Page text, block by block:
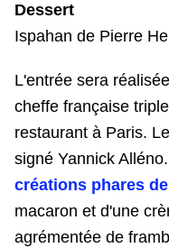
Dessert
Ispahan de Pierre
L'entrée sera
cheffe française
restaurant à Paris.
signé Yannick
créations phares
macaron et d'une
agrémentée de